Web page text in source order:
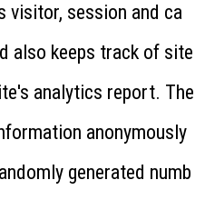
visitor, session and ca
also keeps track of site
analytics report. The
anonymously
generated numb